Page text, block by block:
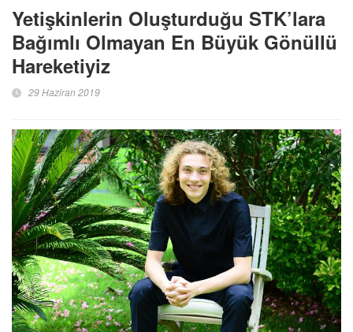
Yetişkinlerin Oluşturduğu STK’lara
Bağımlı Olmayan En Büyük Gönüllü
Hareketiyiz
29 Haziran 2019